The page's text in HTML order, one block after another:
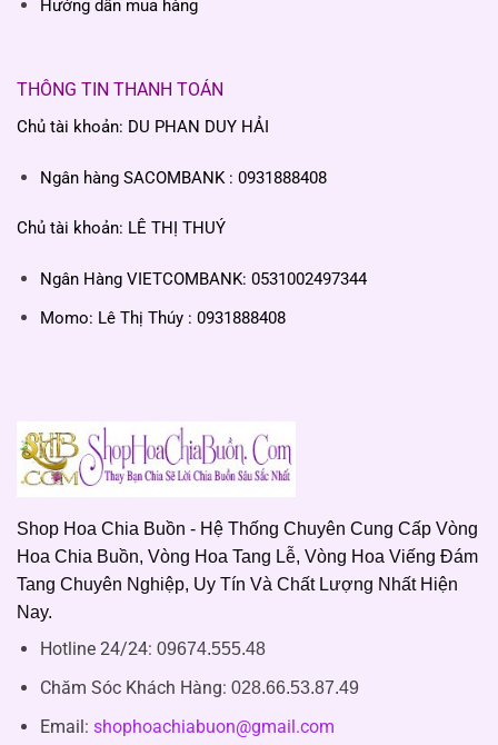
Hướng dẫn mua hàng
THÔNG TIN THANH TOÁN
Chủ tài khoản: DU PHAN DUY HẢI
Ngân hàng SACOMBANK : 0931888408
Chủ tài khoản: LÊ THỊ THUÝ
Ngân Hàng VIETCOMBANK: 0531002497344
Momo: Lê Thị Thúy : 0931888408
Shop Hoa Chia Buồn - Hệ Thống Chuyên Cung Cấp Vòng
Hoa Chia Buồn, Vòng Hoa Tang Lễ, Vòng Hoa Viếng Đám
Tang Chuyên Nghiệp, Uy Tín Và Chất Lượng Nhất Hiện
Nay.
Hotline 24/24: 09674.555.48
Chăm Sóc Khách Hàng: 028.66.53.87.49
Email: shophoachiabuon@gmail.com